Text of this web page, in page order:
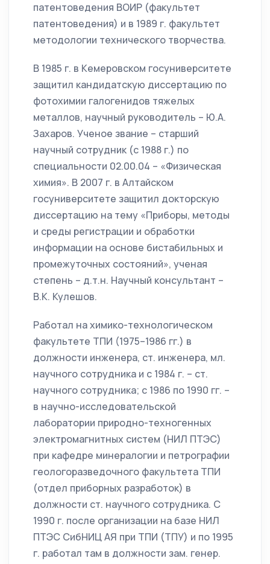
патентоведения ВОИР (факультет
патентоведения) и в 1989 г. факультет
методологии технического творчества.
В 1985 г. в Кемеровском госуниверситете
защитил кандидатскую диссертацию по
фотохимии галогенидов тяжелых
металлов, научный руководитель – Ю.А.
Захаров. Ученое звание – старший
научный сотрудник (с 1988 г.) по
специальности 02.00.04 – «Физическая
химия». В 2007 г. в Алтайском
госуниверситете защитил докторскую
диссертацию на тему «Приборы, методы
и среды регистрации и обработки
информации на основе бистабильных и
промежуточных состояний», ученая
степень – д.т.н. Научный консультант –
В.К. Кулешов.
Работал на химико-технологическом
факультете ТПИ (1975–1986 гг.) в
должности инженера, ст. инженера, мл.
научного сотрудника и с 1984 г. – ст.
научного сотрудника; с 1986 по 1990 гг. –
в научно-исследовательской
лаборатории природно-техногенных
электромагнитных систем (НИЛ ПТЭС)
при кафедре минералогии и петрографии
геологоразведочного факультета ТПИ
(отдел приборных разработок) в
должности ст. научного сотрудника. С
1990 г. после организации на базе НИЛ
ПТЭС СибНИЦ АЯ при ТПИ (ТПУ) и по 1995
г. работал там в должности зам. генер.